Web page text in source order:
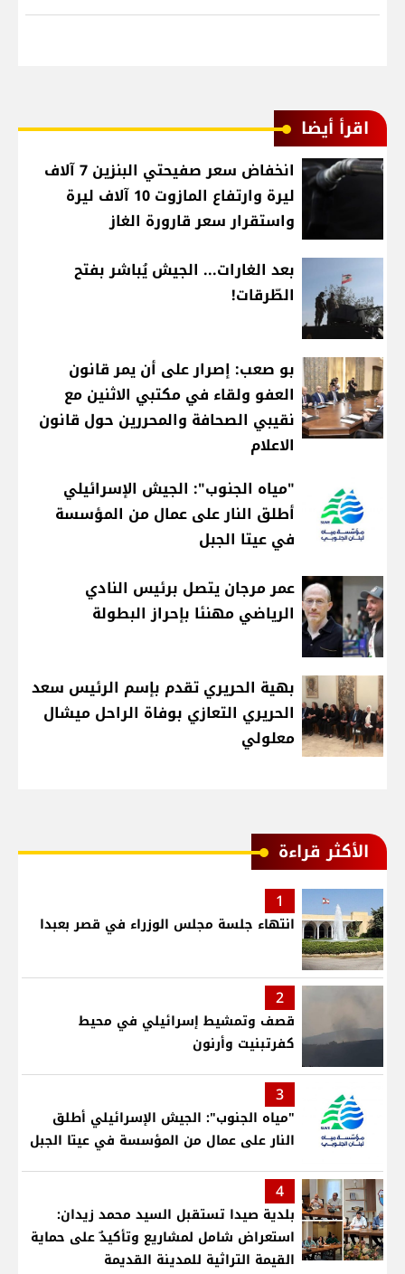
اقرأ أيضا
انخفاض سعر صفيحتي البنزين 7 آلاف
ليرة وارتفاع المازوت 10 آلاف ليرة
واستقرار سعر قارورة الغاز
بعد الغارات... الجيش يُباشر بفتح
الطّرقات!
بو صعب: إصرار على أن يمر قانون
العفو ولقاء في مكتبي الاثنين مع
نقيبي الصحافة والمحررين حول قانون
الاعلام
"مياه الجنوب": الجيش الإسرائيلي
أطلق النار على عمال من المؤسسة
في عيتا الجبل
عمر مرجان يتصل برئيس النادي
الرياضي مهنئا بإحراز البطولة
بهية الحريري تقدم بإسم الرئيس سعد
الحريري التعازي بوفاة الراحل ميشال
معلولي
الأكثر قراءة
1
انتهاء جلسة مجلس الوزراء في قصر بعبدا
2
قصف وتمشيط إسرائيلي في محيط
كفرتبنيت وأرنون
3
"مياه الجنوب": الجيش الإسرائيلي أطلق
النار على عمال من المؤسسة في عيتا الجبل
4
بلدية صيدا تستقبل السيد محمد زيدان:
استعراض شامل لمشاريع وتأكيدٌ على حماية
القيمة التراثية للمدينة القديمة